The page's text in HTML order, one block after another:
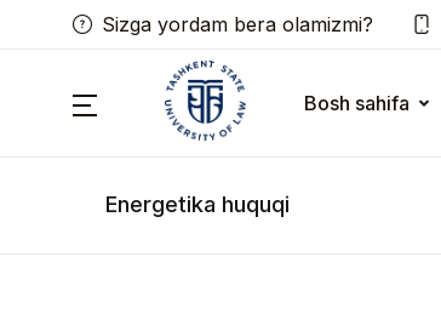
Sizga yordam bera olamizmi?
Bosh sahifa
Energetika huquqi